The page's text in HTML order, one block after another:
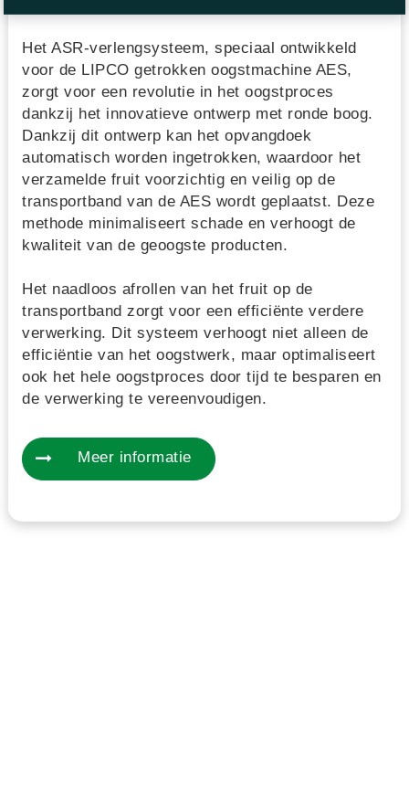
Het ASR-verlengsysteem, speciaal ontwikkeld
voor de LIPCO getrokken oogstmachine AES,
zorgt voor een revolutie in het oogstproces
dankzij het innovatieve ontwerp met ronde boog.
Dankzij dit ontwerp kan het opvangdoek
automatisch worden ingetrokken, waardoor het
verzamelde fruit voorzichtig en veilig op de
transportband van de AES wordt geplaatst. Deze
methode minimaliseert schade en verhoogt de
kwaliteit van de geoogste producten.
Het naadloos afrollen van het fruit op de
transportband zorgt voor een efficiënte verdere
verwerking. Dit systeem verhoogt niet alleen de
efficiëntie van het oogstwerk, maar optimaliseert
ook het hele oogstproces door tijd te besparen en
de verwerking te vereenvoudigen.
Meer informatie